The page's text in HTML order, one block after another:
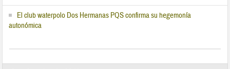
El club waterpolo Dos Hermanas PQS confirma su hegemonía
autonómica